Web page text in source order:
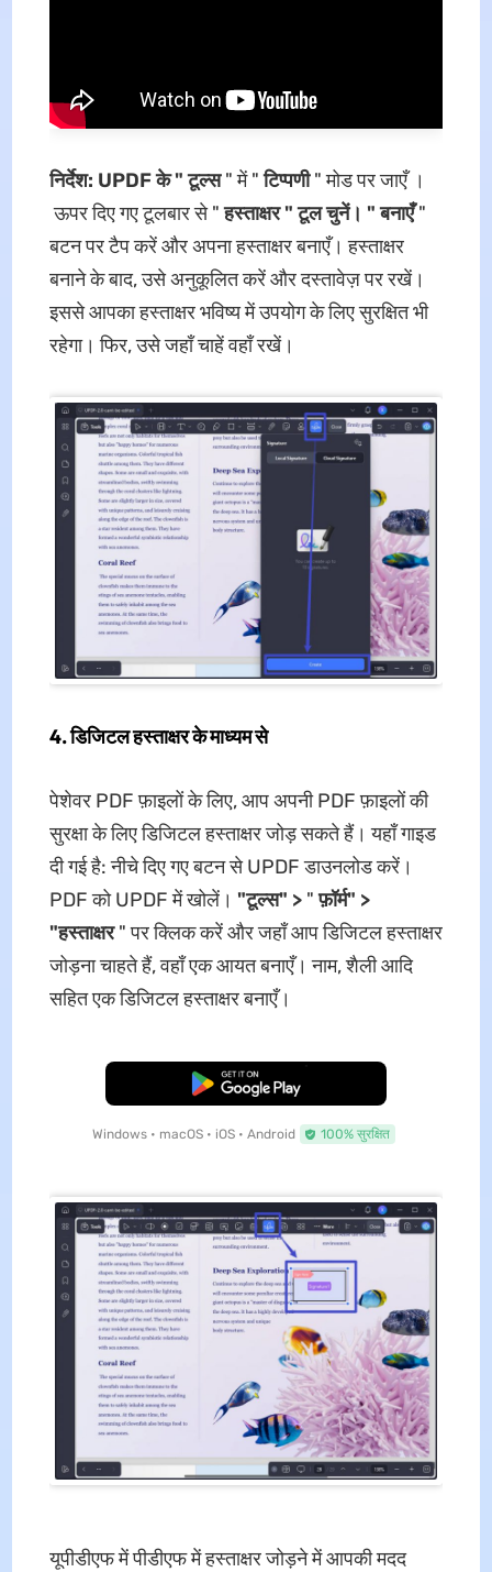
निर्देश: UPDF के "टूल्स" में "टिप्पणी" मोड पर जाएँ ।
ऊपर दिए गए टूलबार से "हस्ताक्षर " टूल चुनें। "बनाएँ"
बटन पर टैप करें और अपना हस्ताक्षर बनाएँ। हस्ताक्षर
बनाने के बाद, उसे अनुकूलित करें और दस्तावेज़ पर रखें।
इससे आपका हस्ताक्षर भविष्य में उपयोग के लिए सुरक्षित भी
रहेगा। फिर, उसे जहाँ चाहें वहाँ रखें।
4. डिजिटल हस्ताक्षर के माध्यम से
पेशेवर PDF फ़ाइलों के लिए, आप अपनी PDF फ़ाइलों की
सुरक्षा के लिए डिजिटल हस्ताक्षर जोड़ सकते हैं। यहाँ गाइड
दी गई है: नीचे दिए गए बटन से UPDF डाउनलोड करें।
PDF को UPDF में खोलें। "टूल्स" >"फ़ॉर्म" >
"हस्ताक्षर" पर क्लिक करें और जहाँ आप डिजिटल हस्ताक्षर
जोड़ना चाहते हैं, वहाँ एक आयत बनाएँ। नाम, शैली आदि
सहित एक डिजिटल हस्ताक्षर बनाएँ।
मुफ्त डाउनलोड
Windows • macOS • iOS • Android 100% सुरक्षित
यूपीडीएफ में पीडीएफ में हस्ताक्षर जोड़ने में आपकी मदद